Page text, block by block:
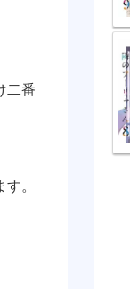
二番
。